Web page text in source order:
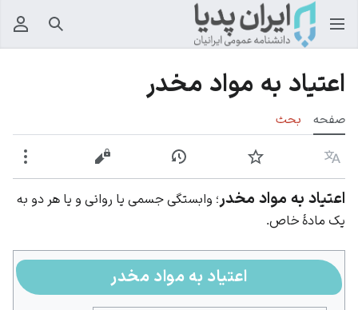
جستجو
اعتیاد به مواد مخدر
صفحه بحث
زبان پیگیری نمایش تاریخچهنمایش مبدأ
اعتیاد به مواد مخدر ؛ وابستگی جسمی یا روانی و یا هر دو به
یک مادۀ خاص.
اعتیاد به مواد مخدر